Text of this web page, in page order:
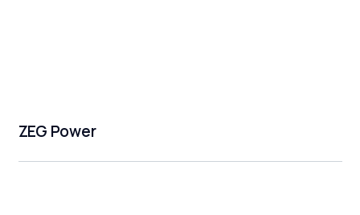
ZEG Power